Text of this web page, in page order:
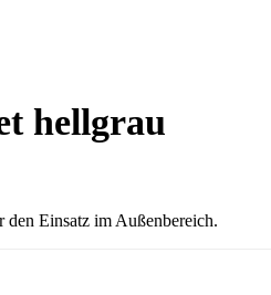
hellgrau
Einsatz im Außenbereich.